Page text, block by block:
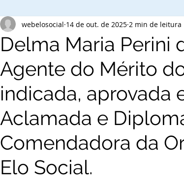
Delma Maria Perini
Agente do Mérito
indicada, aprovada
Aclamada e
Comendadora da
Elo Social.
webelosocial 14 de out. de 2025 2 min de leitura